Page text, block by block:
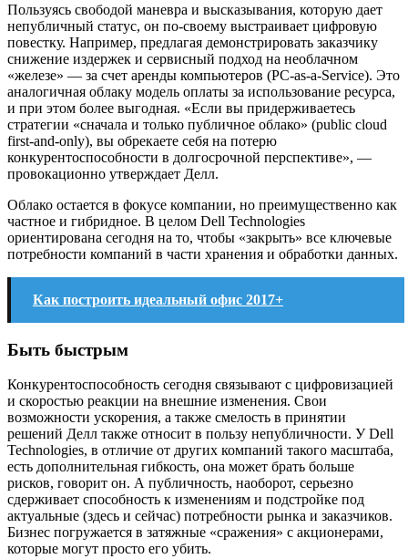
Пользуясь свободой маневра и высказывания, которую дает
непубличный статус, он по-своему выстраивает цифровую
повестку. Например, предлагая демонстрировать заказчику
снижение издержек и сервисный подход на необлачном
«железе» — за счет аренды компьютеров (PC-as-a-Service). Это
аналогичная облаку модель оплаты за использование ресурса,
и при этом более выгодная. «Если вы придерживаетесь
стратегии «сначала и только публичное облако» (public cloud
first-and-only), вы обрекаете себя на потерю
конкурентоспособности в долгосрочной перспективе», —
провокационно утверждает Делл.
Облако остается в фокусе компании, но преимущественно как
частное и гибридное. В целом Dell Technologies
ориентирована сегодня на то, чтобы «закрыть» все ключевые
потребности компаний в части хранения и обработки данных.
Как построить идеальный офис 2017+
Быть быстрым
Конкурентоспособность сегодня связывают с цифровизацией
и скоростью реакции на внешние изменения. Свои
возможности ускорения, а также смелость в принятии
решений Делл также относит в пользу непубличности. У Dell
Technologies, в отличие от других компаний такого масштаба,
есть дополнительная гибкость, она может брать больше
рисков, говорит он. А публичность, наоборот, серьезно
сдерживает способность к изменениям и подстройке под
актуальные (здесь и сейчас) потребности рынка и заказчиков.
Бизнес погружается в затяжные «сражения» с акционерами,
которые могут просто его убить.